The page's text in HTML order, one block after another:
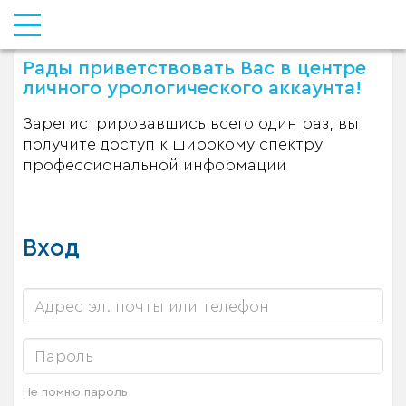
Рады приветствовать Вас в центре
личного урологического аккаунта!
Зарегистрировавшись всего один раз, вы
получите доступ к широкому спектру
профессиональной информации
Вход
Не помню пароль